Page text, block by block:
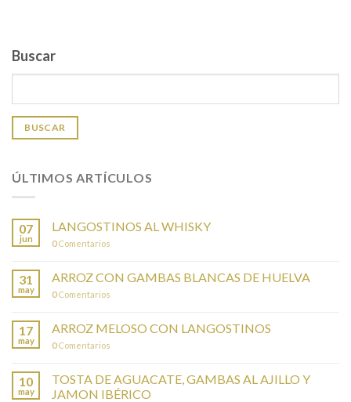
Buscar
BUSCAR
ÚLTIMOS ARTÍCULOS
07
jun
LANGOSTINOS AL WHISKY
0Comentarios
31
may
ARROZ CON GAMBAS BLANCAS DE HUELVA
0Comentarios
17
may
ARROZ MELOSO CON LANGOSTINOS
0Comentarios
10
may
TOSTA DE AGUACATE, GAMBAS AL AJILLO Y
JAMON IBÉRICO